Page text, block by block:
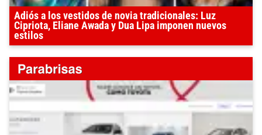
Adiós a los vestidos de novia tradicionales: Luz
Cipriota, Eliane Awada y Dua Lipa imponen nuevos
estilos